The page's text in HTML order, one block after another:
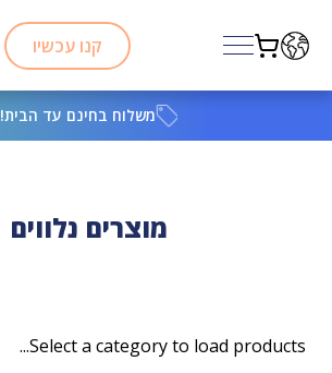
קנו עכשיו
משלוח בחינם עד הבית!
מוצרים נלווים
Select a category to load products...